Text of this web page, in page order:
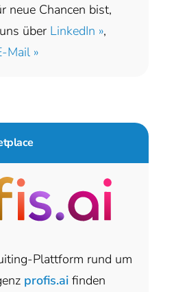
neue Chancen bist,
über LinkedIn »,
Mail »
Plattform rund um
profis.ai finden